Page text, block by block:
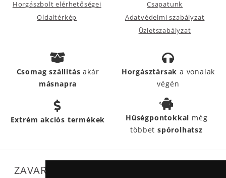
Horgászbolt elérhetőségei
Oldaltérkép
Csapatunk
Adatvédelmi szabályzat
Üzletszabályzat
Csomag szállításakár
másnapra
Horgásztársak a vonalak
végén
Extrém akciós termékek Hűségpontokkal még
többetspórolhatsz
ZAVARTALAN MŰKÖDÉSÜNKET SEGÍTIK